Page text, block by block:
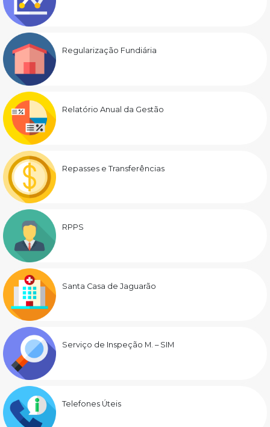
Regularização Fundiária
Relatório Anual da Gestão
Repasses e Transferências
RPPS
Santa Casa de Jaguarão
Serviço de Inspeção M. – SIM
Telefones Úteis